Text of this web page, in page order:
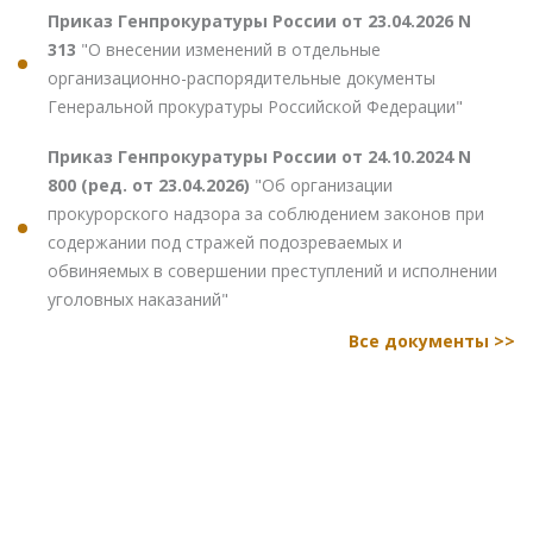
Приказ Генпрокуратуры России от 23.04.2026 N
313 "О внесении изменений в отдельные
организационно-распорядительные документы
Генеральной прокуратуры Российской Федерации"
Приказ Генпрокуратуры России от 24.10.2024 N
800 (ред. от 23.04.2026) "Об организации
прокурорского надзора за соблюдением законов при
содержании под стражей подозреваемых и
обвиняемых в совершении преступлений и исполнении
уголовных наказаний"
Все документы >>